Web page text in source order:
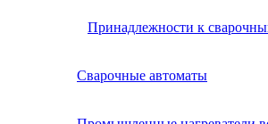
Принадлежности к
Сварочные автоматы